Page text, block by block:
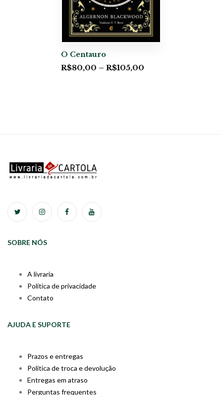
O Centauro
R$80,00 – R$105,00
SOBRE NÓS
A livraria
Política de privacidade
Contato
AJUDA E SUPORTE
Prazos e entregas
Política de troca e devolução
Entregas em atraso
Perguntas frequentes